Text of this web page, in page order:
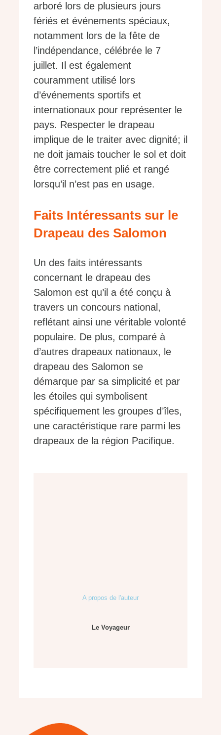
arboré lors de plusieurs jours
fériés et événements spéciaux,
notamment lors de la fête de
l’indépendance, célébrée le 7
juillet. Il est également
couramment utilisé lors
d’événements sportifs et
internationaux pour représenter le
pays. Respecter le drapeau
implique de le traiter avec dignité; il
ne doit jamais toucher le sol et doit
être correctement plié et rangé
lorsqu’il n’est pas en usage.
Faits Intéressants sur le
Drapeau des Salomon
Un des faits intéressants
concernant le drapeau des
Salomon est qu’il a été conçu à
travers un concours national,
reflétant ainsi une véritable volonté
populaire. De plus, comparé à
d’autres drapeaux nationaux, le
drapeau des Salomon se
démarque par sa simplicité et par
les étoiles qui symbolisent
spécifiquement les groupes d’îles,
une caractéristique rare parmi les
drapeaux de la région Pacifique.
A propos de l'auteur
Le Voyageur